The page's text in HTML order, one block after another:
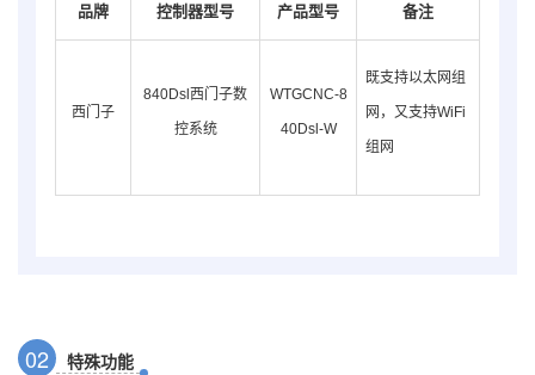
品牌 控制器型号 产品型号 备注
西门子
840Dsl西门子数
控系统
WTGCNC-8
40Dsl-W
既支持以太网组
网，又支持WiFi
组网
02 特殊功能